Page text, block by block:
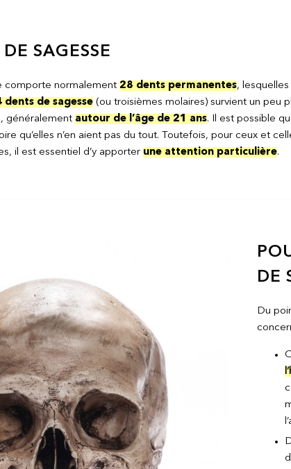
SAGESSE
comporte normalement 28 dents permanentes,
dents de sagesse(ou troisièmes molaires) survient un peu
généralement autour de l’âge de 21 ans. Il est possible
qu’elles n’en aient pas du tout. Toutefois, pour ceux et
il est essentiel d’y apporter une attention particulière.
DE
Du